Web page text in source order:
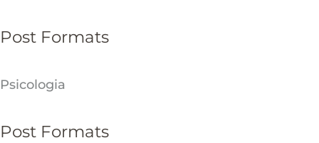
Post Formats
Psicologia
Post Formats